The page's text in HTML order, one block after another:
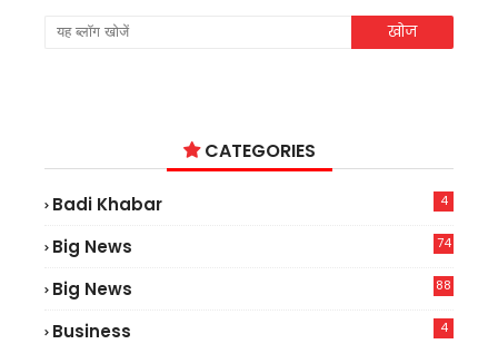
CATEGORIES
Badi Khabar 4
Big News
74
Big News
88
Business 4